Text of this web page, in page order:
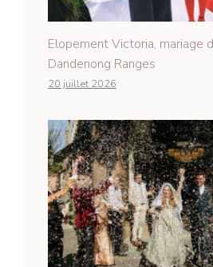
Elopement Victoria, mariage
Dandenong Ranges
20 juillet 2026